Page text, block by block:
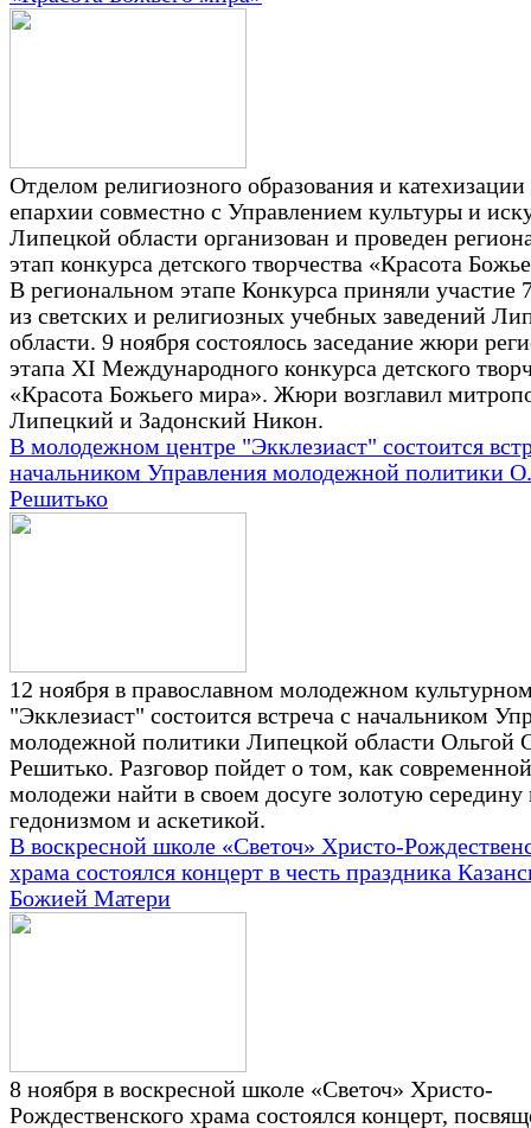
Отделом религиозного образования и
епархии совместно с Управлением культуры и
Липецкой области организован и проведен
этап конкурса детского творчества «Красота
В региональном этапе Конкурса приняли участие
из светских и религиозных учебных заведений
области. 9 ноября состоялось заседание жюри
этапа XI Международного конкурса детского
«Красота Божьего мира». Жюри возглавил
Липецкий и Задонский Никон.
В молодежном центре "Экклезиаст" состоится
начальником Управления молодежной политики
Решитько
12 ноября в православном молодежном
"Экклезиаст" состоится встреча с начальником
молодежной политики Липецкой области Ольгой
Решитько. Разговор пойдет о том, как современной
молодежи найти в своем досуге золотую
гедонизмом и аскетикой.
В воскресной школе «Светоч» Христо-
храма состоялся концерт в честь праздника
Божией Матери
8 ноября в воскресной школе «Светоч» Христо-
Рождественского храма состоялся концерт,